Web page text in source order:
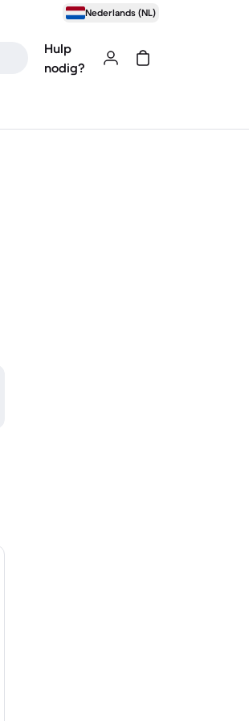
Nederlands (NL)
Hulp
nodig?